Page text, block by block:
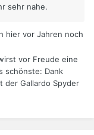
sehr nahe.
hier vor Jahren noch
vor Freude eine
schönste: Dank
der Gallardo Spyder